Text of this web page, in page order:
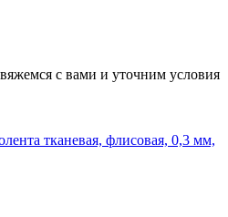
с вами и уточним условия